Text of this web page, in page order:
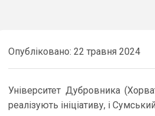
Опубліковано: 22 травня 2024
Університет Дубровника
реалізують ініціативу, і